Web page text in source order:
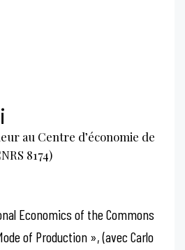
au Centre d’économie de
8174)
Economics of the Commons
of Production », (avec Carlo